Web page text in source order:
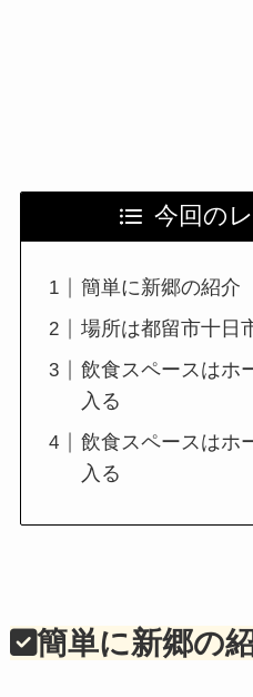
今回の
簡単に新郷の紹介
場所は都留市十日
飲食スペースはホ
入る
飲食スペースはホ
入る
簡単に新郷の